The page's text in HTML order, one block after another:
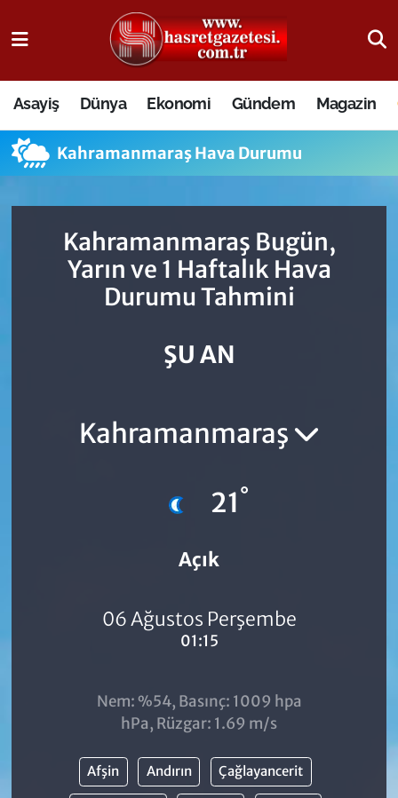
Asayiş Dünya Ekonomi Gündem Magazin
Kahramanmaraş Hava Durumu
Kahramanmaraş Bugün,
Yarın ve 1 Haftalık Hava
Durumu Tahmini
ŞU AN
Kahramanmaraş
21°
Açık
06 Ağustos Perşembe
01:15
Nem: %54, Basınç: 1009 hpa
hPa, Rüzgar: 1.69 m/s
Afşin Andırın Çağlayancerit
Osmaniye Nöbetçi Eczaneler
Osmaniye Hava Durumu
Osmaniye Trafik Yoğunluk Haritası
Süper Lig Puan Durumu ve Fikstür
Tüm Manşetler
Son Dakika Haberleri